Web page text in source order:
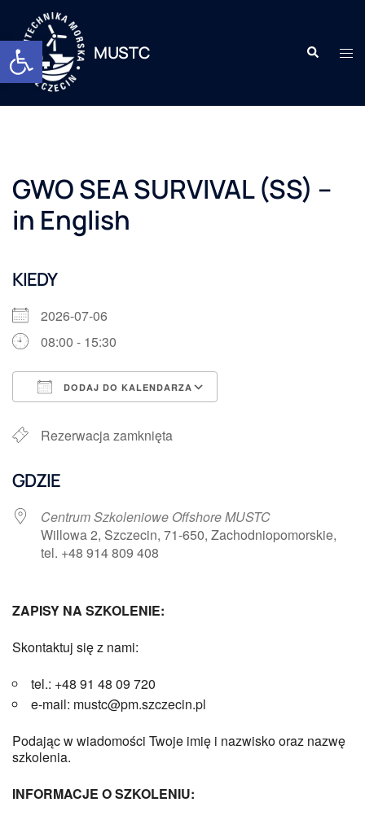
Otwórz pasek narzędzi
MUSTC
GWO SEA SURVIVAL (SS) –
in English
KIEDY
2026-07-06
08:00 - 15:30
DODAJ DO KALENDARZA
Rezerwacja zamknięta
GDZIE
Centrum Szkoleniowe Offshore MUSTC
Willowa 2, Szczecin, 71-650, Zachodniopomorskie,
tel. +48 914 809 408
ZAPISY NA SZKOLENIE:
Skontaktuj się z nami:
tel.: +48 91 48 09 720
e-mail: mustc@pm.szczecin.pl
Podając w wiadomości Twoje imię i nazwisko oraz nazwę
szkolenia.
INFORMACJE O SZKOLENIU: